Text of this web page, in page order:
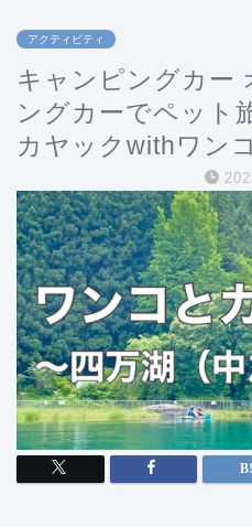
アクティビティ
キャンピングカー
ングカーでペット
カヤックwithワン